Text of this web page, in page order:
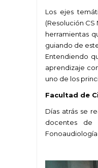
Los ejes
(Resolución
herramientas
guiando de
Entendiendo
aprendizaje
uno de los
Facultad de
Días atrás se
docentes de